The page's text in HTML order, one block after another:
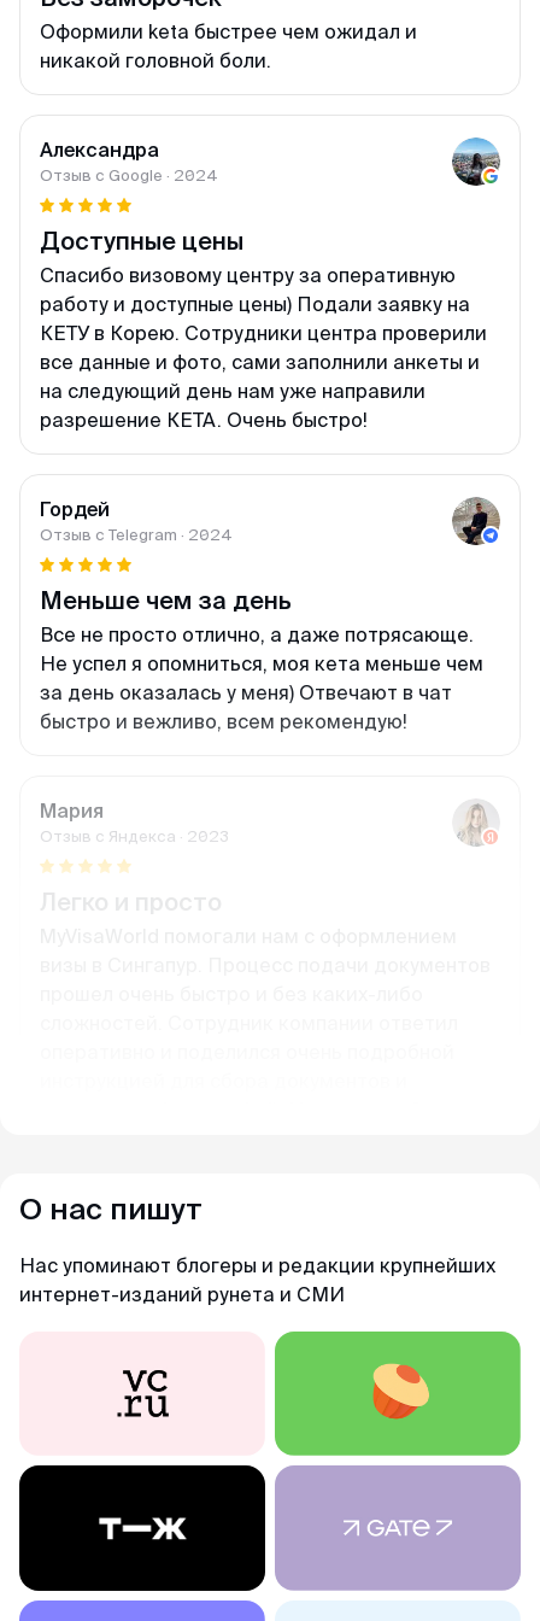
никакой головной боли.
Александра
Отзыв с Google · 2024
Доступные цены
Спасибо визовому центру за оперативную
работу и доступные цены) Подали заявку на
КЕТУ в Корею. Сотрудники центра проверили
все данные и фото, сами заполнили анкеты и
на следующий день нам уже направили
разрешение КЕТА. Очень быстро!
Гордей
Отзыв с Telegram · 2024
Меньше чем за день
Все не просто отлично, а даже потрясающе.
Не успел я опомниться, моя кета меньше чем
за день оказалась у меня) Отвечают в чат
быстро и вежливо, всем рекомендую!
Отзыв с Яндекса · 2023
Легко и просто
MyVisaWorld помогали нам с оформлением
Отзыв с ВКонтакте · 2025
В кратчайшие сроки
Делали визу в феврале 2025. Виза была
получена в течении 3х дней. За 2 дня до
въезда, нам прислали заполненные карты
прибытия При въезде в Сингапур в марте
2 мин. Большое спасибо MyVisa.World.
О нас пишут
Нас упоминают блогеры и редакции крупнейших
интернет-изданий рунета и СМИ